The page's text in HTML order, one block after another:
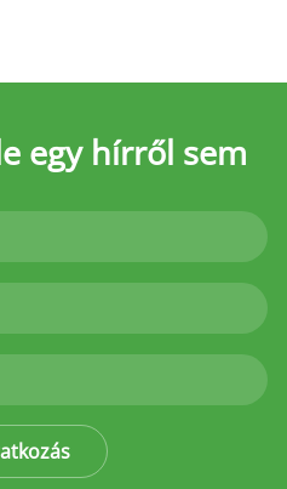
egy hírről sem